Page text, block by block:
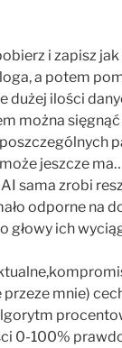
i zapisz
a potem
dużej ilości
można
jeszcze
sama zrobi
odporne na
głowy ich
mnie)
0-100%